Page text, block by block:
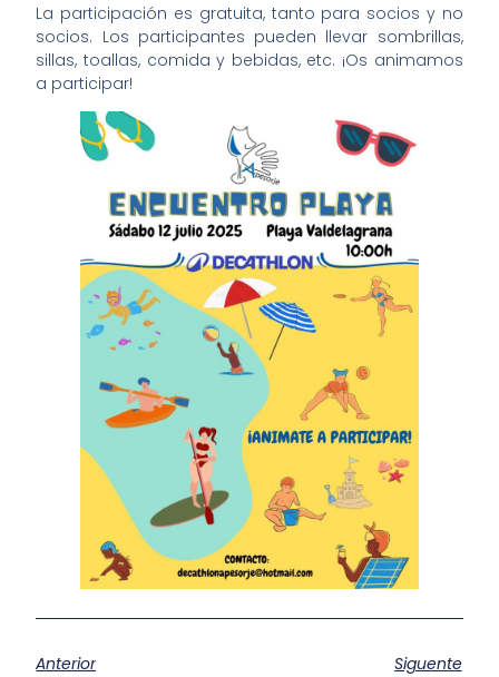
La participación es gratuita, tanto para socios y no
socios. Los participantes pueden llevar sombrillas,
sillas, toallas, comida y bebidas, etc. ¡Os animamos
a participar!
Anterior Siguente